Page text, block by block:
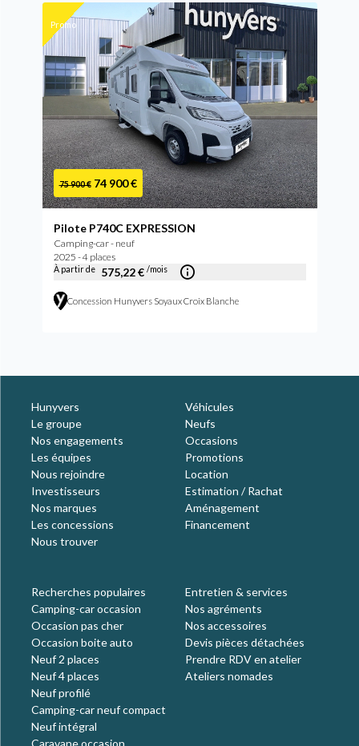
Promo
75 900 € 74 900 €
Pilote P740C EXPRESSION
Camping-car - neuf
2025 - 4 places
À partir de 575,22 € /mois
Concession Hunyvers Soyaux Croix Blanche
Hunyvers
Le groupe
Nos engagements
Les équipes
Nous rejoindre
Investisseurs
Nos marques
Les concessions
Nous trouver
Véhicules
Neufs
Occasions
Promotions
Location
Estimation / Rachat
Aménagement
Financement
Recherches populaires
Camping-car occasion
Occasion pas cher
Occasion boite auto
Neuf 2 places
Neuf 4 places
Neuf profilé
Camping-car neuf compact
Neuf intégral
Entretien & services
Nos agréments
Nos accessoires
Devis pièces détachées
Prendre RDV en atelier
Ateliers nomades